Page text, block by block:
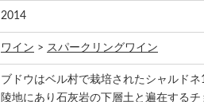
2014
ワイン > スパークリングワイン
ブドウはベル村で栽培されたシャルド
陵地にあり石灰岩の下層土と遍在するチ